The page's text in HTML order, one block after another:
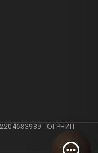
· ОГРНИП